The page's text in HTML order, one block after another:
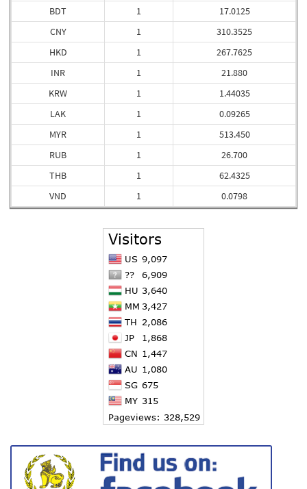
BDT
CNY
HKD
INR
KRW
LAK
MYR
RUB
THB
VND
1
1
1
1
1
1
1
1
1
1
17.0125
310.3525
267.7625
21.880
1.44035
0.09265
513.450
26.700
62.4325
0.0798